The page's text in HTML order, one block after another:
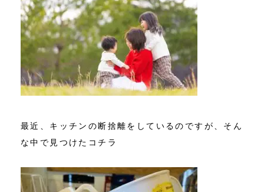
最近、キッチンの断捨離をしているのですが、そん
な中で見つけたコチラ